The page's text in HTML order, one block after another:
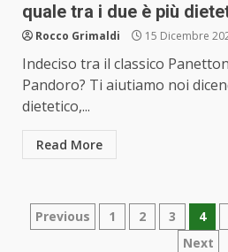
quale tra i due è più
Rocco Grimaldi 15 Dicembre
Indeciso tra il classico
Pandoro? Ti aiutiamo noi
dietetico,...
Read More
Paginazione
Previous 1 2 3 4
Next